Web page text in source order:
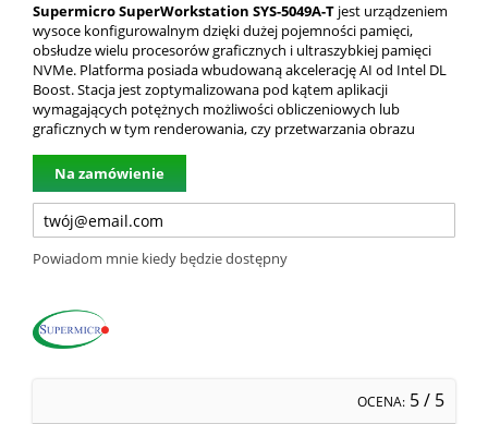
Supermicro SuperWorkstation SYS-5049A-T jest urządzeniem
wysoce konfigurowalnym dzięki dużej pojemności pamięci,
obsłudze wielu procesorów graficznych i ultraszybkiej pamięci
NVMe. Platforma posiada wbudowaną akcelerację AI od Intel DL
Boost. Stacja jest zoptymalizowana pod kątem aplikacji
wymagających potężnych możliwości obliczeniowych lub
graficznych w tym renderowania, czy przetwarzania obrazu
Na zamówienie
Powiadom mnie kiedy będzie dostępny
OCENA: 5/ 5